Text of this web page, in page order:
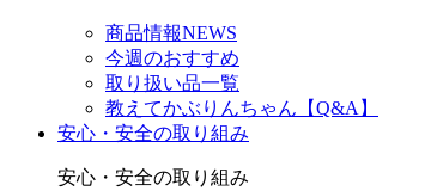
商品情報NEWS
今週のおすすめ
取り扱い品一覧
教えてかぶりんちゃん【Q&A】
安心・安全の取り組み
安心・安全の取り組み